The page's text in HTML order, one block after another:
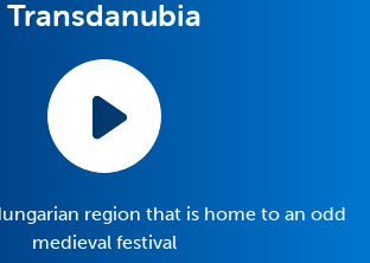
Transdanubia
region that is home to an odd
medieval festival